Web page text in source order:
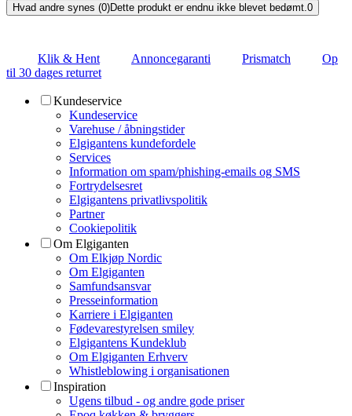
Hvad andre synes (0)Dette produkt er endnu ikke blevet bedømt. 0
Klik & Hent Annoncegaranti Prismatch
Op
til 30 dages returret
Kundeservice
Kundeservice
Varehuse / åbningstider
Elgigantens kundefordele
Services
Information om spam/phishing-emails og SMS
Fortrydelsesret
Elgigantens privatlivspolitik
Partner
Cookiepolitik
Om Elgiganten
Om Elkjøp Nordic
Om Elgiganten
Samfundsansvar
Presseinformation
Karriere i Elgiganten
Fødevarestyrelsen smiley
Elgigantens Kundeklub
Om Elgiganten Erhverv
Whistleblowing i organisationen
Inspiration
Ugens tilbud - og andre gode priser